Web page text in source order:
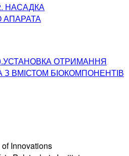
НАСАДКА
ОТРИМАННЯ
ВМІСТОМ БІОКОМПОНЕНТІВ
Innovations